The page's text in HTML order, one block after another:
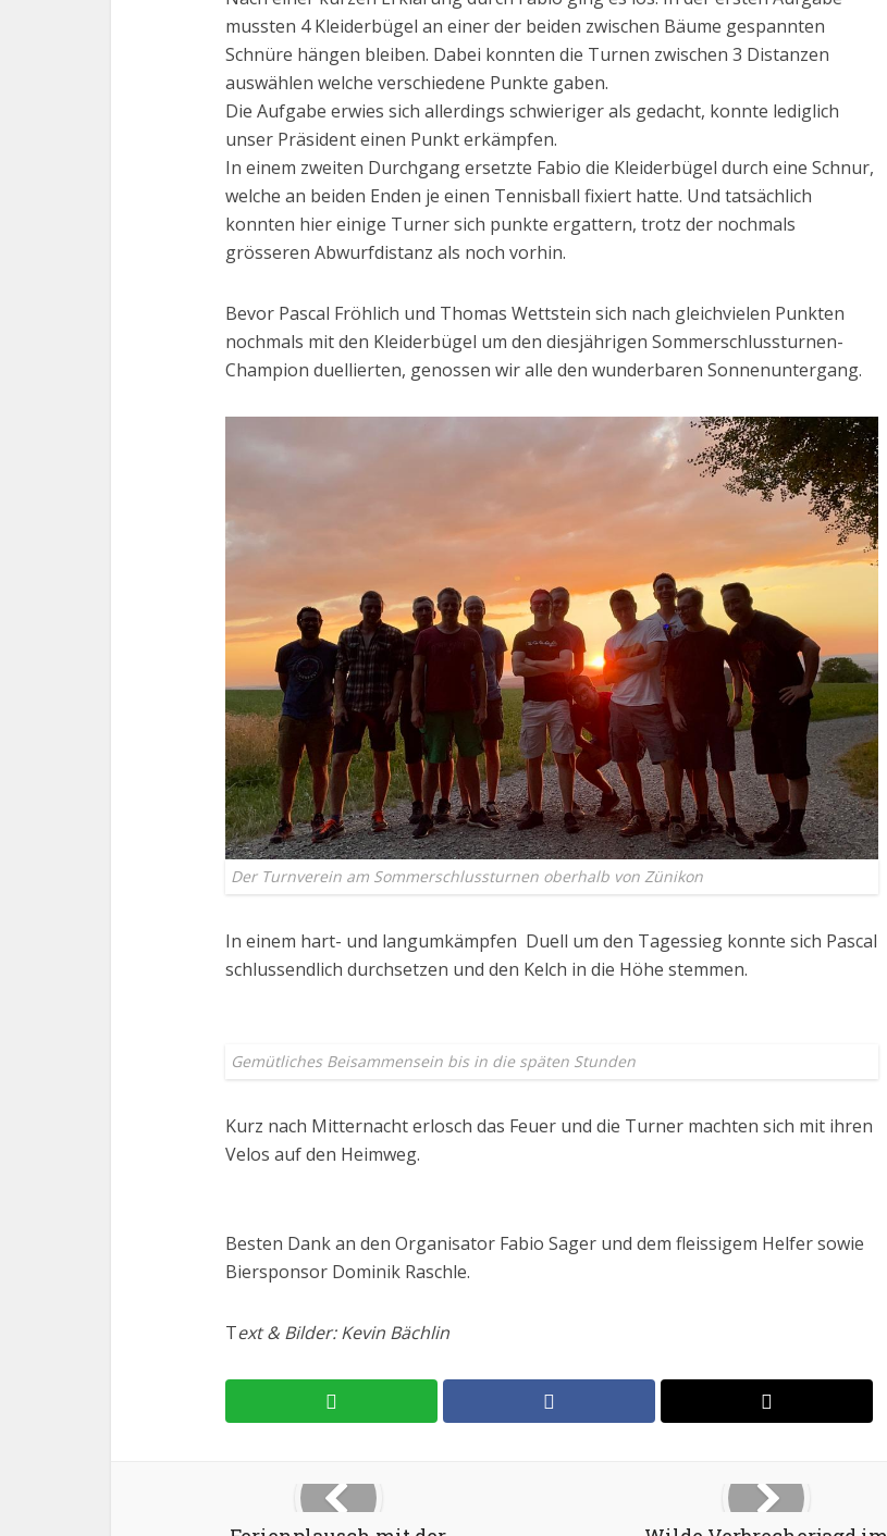
mussten 4 Kleiderbügel an einer der beiden zwischen Bäume gespannten
Schnüre hängen bleiben. Dabei konnten die Turnen zwischen 3 Distanzen
auswählen welche verschiedene Punkte gaben.
Die Aufgabe erwies sich allerdings schwieriger als gedacht, konnte lediglich
unser Präsident einen Punkt erkämpfen.
In einem zweiten Durchgang ersetzte Fabio die Kleiderbügel durch eine Schnur,
welche an beiden Enden je einen Tennisball fixiert hatte. Und tatsächlich
konnten hier einige Turner sich punkte ergattern, trotz der nochmals
grösseren Abwurfdistanz als noch vorhin.
Bevor Pascal Fröhlich und Thomas Wettstein sich nach gleichvielen Punkten
nochmals mit den Kleiderbügel um den diesjährigen Sommerschlussturnen-
Champion duellierten, genossen wir alle den wunderbaren Sonnenuntergang.
Der Turnverein am Sommerschlussturnen oberhalb von Zünikon
In einem hart- und langumkämpfen Duell um den Tagessieg konnte sich Pascal
schlussendlich durchsetzen und den Kelch in die Höhe stemmen.
Gemütliches Beisammensein bis in die späten Stunden
Kurz nach Mitternacht erlosch das Feuer und die Turner machten sich mit ihren
Velos auf den Heimweg.
Besten Dank an den Organisator Fabio Sager und dem fleissigem Helfer sowie
Biersponsor Dominik Raschle.
Text & Bilder: Kevin Bächlin